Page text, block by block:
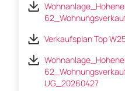
Verkaufsplan Top
UG_20260427